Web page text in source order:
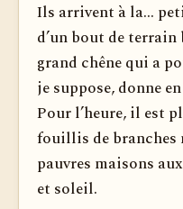
Ils arrivent à la...
d’un bout de terrain
grand chêne qui a
je suppose, donne
Pour l’heure, il est
fouillis de branches
pauvres maisons
et soleil.